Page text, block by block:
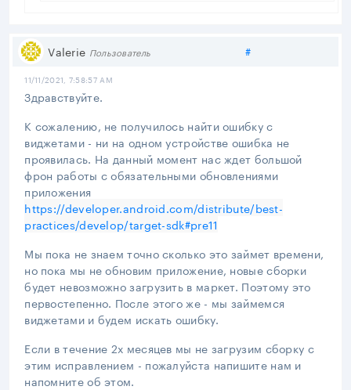
Valerie Пользователь #Поделиться
11/11/2021, 7:58:57 AM
Здравствуйте.
К сожалению, не получилось найти ошибку с
виджетами - ни на одном устройстве ошибка не
проявилась. На данный момент нас ждет большой
фрон работы с обязательными обновлениями
приложения
https://developer.android.com/distribute/best-
practices/develop/target-sdk#pre11
Мы пока не знаем точно сколько это займет времени,
но пока мы не обновим приложение, новые сборки
будет невозможно загрузить в маркет. Поэтому это
первостепенно. После этого же - мы займемся
виджетами и будем искать ошибку.
Если в течение 2х месяцев мы не загрузим сборку с
этим исправлением - пожалуйста напишите нам и
напомните об этом.